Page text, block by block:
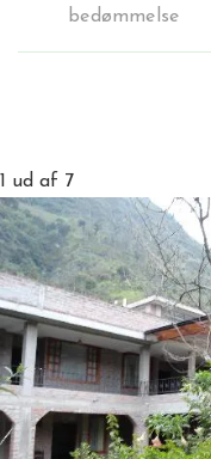
bedømmelse
1 ud af 7